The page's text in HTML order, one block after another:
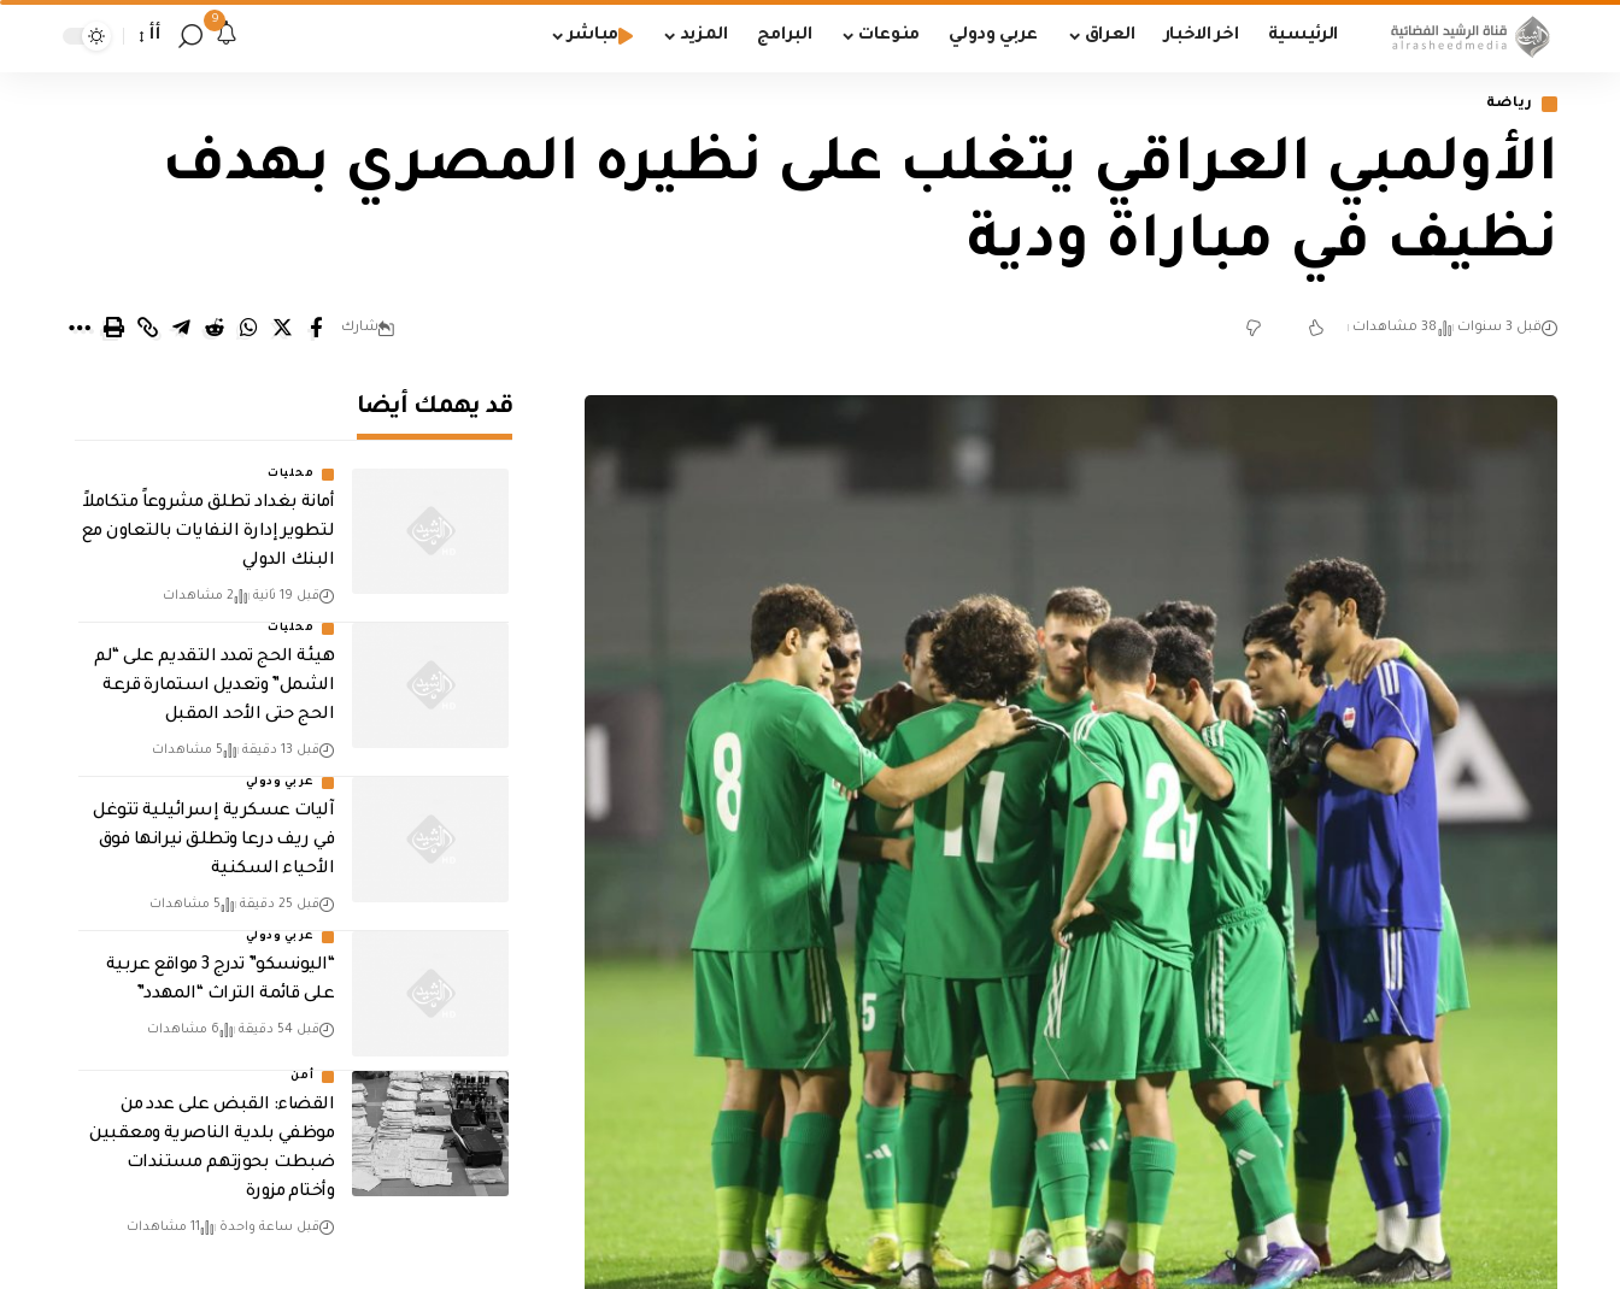
الرئيسية اخر الاخبار العراق عربي ودولي منوعات البرامج المزيد مباشر
9
أأ
رياضة
الأولمبي العراقي يتغلب على نظيره المصري بهدف
نظيف في مباراة ودية
قبل 3 سنوات 38 مشاهدات شارك
قد يهمك أيضا
محليات
أمانة بغداد تطلق مشروعاً متكاملاً
لتطوير إدارة النفايات بالتعاون مع
البنك الدولي
قبل 19 ثانية 2 مشاهدات
محليات
هيئة الحج تمدد التقديم على “لم
الشمل” وتعديل استمارة قرعة
الحج حتى الأحد المقبل
قبل 13 دقيقة 5 مشاهدات
عربي ودولي
آليات عسكرية إسرائيلية تتوغل
في ريف درعا وتطلق نيرانها فوق
الأحياء السكنية
قبل 25 دقيقة 5 مشاهدات
عربي ودولي
“اليونسكو” تدرج 3 مواقع عربية
على قائمة التراث “المهدد”
قبل 54 دقيقة 6 مشاهدات
أمن
القضاء: القبض على عدد من
موظفي بلدية الناصرية ومعقبين
ضبطت بحوزتهم مستندات
وأختام مزورة
قبل ساعة واحدة 11 مشاهدات